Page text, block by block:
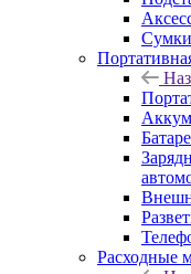
Сумки
Расходные